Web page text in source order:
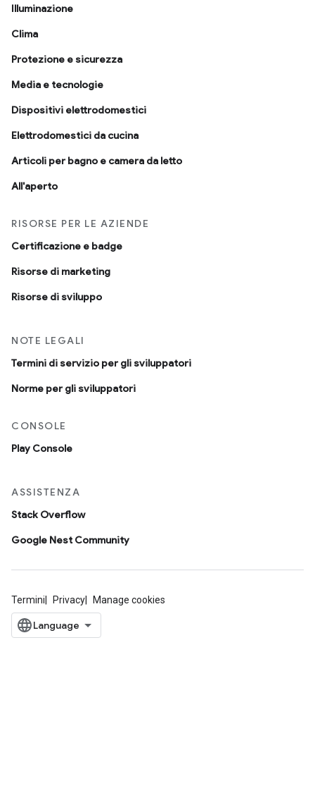
Illuminazione
Clima
Protezione e sicurezza
Media e tecnologie
Dispositivi elettrodomestici
Elettrodomestici da cucina
Articoli per bagno e camera da letto
All'aperto
RISORSE PER LE AZIENDE
Certificazione e badge
Risorse di marketing
Risorse di sviluppo
NOTE LEGALI
Termini di servizio per gli sviluppatori
Norme per gli sviluppatori
CONSOLE
Play Console
ASSISTENZA
Stack Overflow
Google Nest Community
Termini Privacy Manage cookies